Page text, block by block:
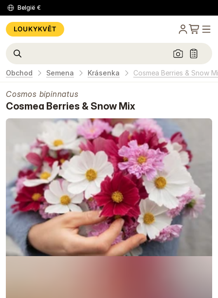
België €
Obchod Semena Krásenka Cosmea Berries & Snow
Cosmos bipinnatus
Cosmea Berries & Snow Mix